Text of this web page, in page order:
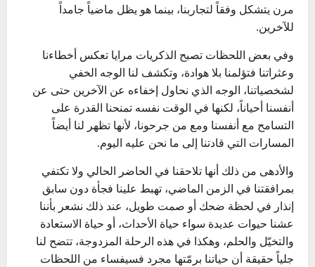
مرن يتشكل وفقاً لتجاربنا، بينما هو يظل ماضياً جامداً
للآخرين.
وفي بعض اللحظات تصبح الذكريات مرايا تعكس أخطاءنا
وعثراتنا فتؤلمنا بلا هوادة، وتكشف لنا الوجه الخفي
لشخصياتنا، الوجه الذي نحاول إخفاءه عن الآخرين حتى عن
أنفسنا أحياناً، لكنها في الوقت نفسه تمنحنا القدرة على
التسامح مع أنفسنا ومع من جرحونا، لأنها تظهر لنا أيضاً
المسارات التي قادتنا إلى ما نحن عليه اليوم.
والأدهى من ذلك أنها تلاحقنا في الحاضر الحالي ولا تكتفي
بمرافقتنا في الزمن الماضي، تهبط علينا فجأة دون سابق
إنذار في لحظة ضحك أو صمت طويل، عند ذلك نشعر بأننا
عشنا حيوات عديدة سواء حياة الأحداث، أو حياة الاستعادة
والتخيّل والحلم، وهكذا في هذه الرحلة المزدوجة، تتضح لنا
جلياً حقيقة أن حياتنا برمّتها مجرد فسيفساء من اللحظات